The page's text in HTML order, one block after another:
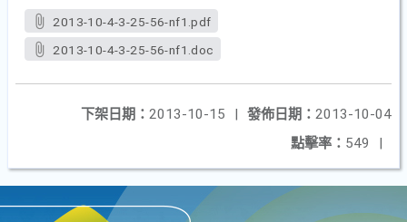
2013-10-4-3-25-56-nf1.pdf
2013-10-4-3-25-56-nf1.doc
發佈日期： 2013-10-04
下架日期： 2013-10-15
|
點擊率： 549 |